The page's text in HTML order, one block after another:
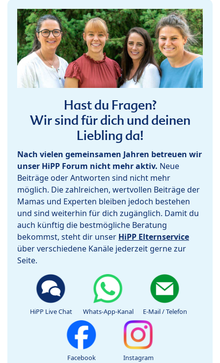
Hast du Fragen?
Wir sind für dich und deinen
Liebling da!
Nach vielen gemeinsamen Jahren betreuen wir
unser HiPP Forum nicht mehr aktiv. Neue
Beiträge oder Antworten sind nicht mehr
möglich. Die zahlreichen, wertvollen Beiträge der
Mamas und Experten bleiben jedoch bestehen
und sind weiterhin für dich zugänglich. Damit du
auch künftig die bestmögliche Beratung
bekommst, steht dir unser HiPP Elternservice
über verschiedene Kanäle jederzeit gerne zur
Seite.
HiPP Live Chat Whats-App-Kanal E-Mail / Telefon
Facebook Instagram